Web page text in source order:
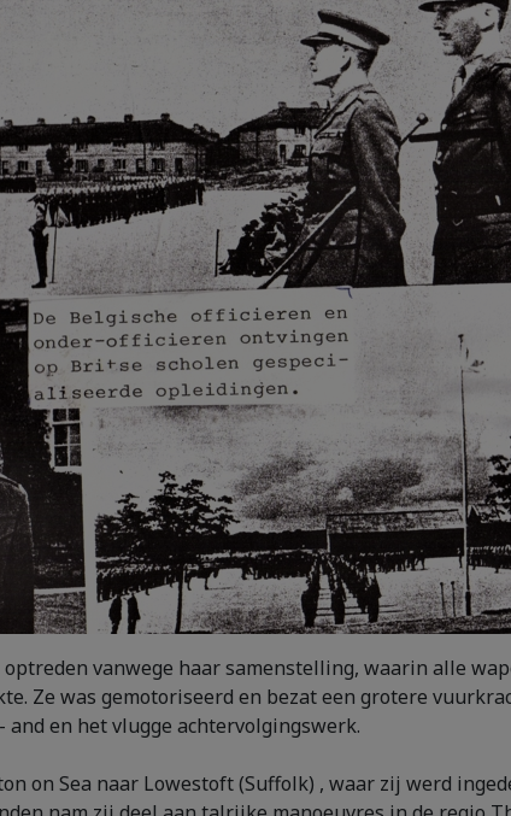
vanwege haar samenstelling, waarin alle
Ze was gemotoriseerd en bezat een grotere
en het vlugge achtervolgingswerk.
on Sea naar Lowestoft (Suffolk) , waar zij werd